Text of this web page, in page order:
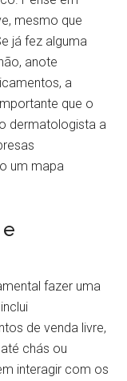
mesmo que
já fez alguma
anote
a
que o
dermatologista a
um mapa
fazer uma
de venda livre,
chás ou
interagir com os